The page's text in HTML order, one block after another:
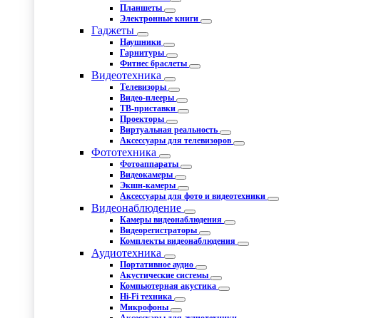
Планшеты
Электронные книги
Гаджеты
Наушники
Гарнитуры
Фитнес браслеты
Видеотехника
Телевизоры
Видео-плееры
ТВ-приставки
Проекторы
Виртуальная реальность
Аксессуары для телевизоров
Фототехника
Фотоаппараты
Видеокамеры
Экшн-камеры
Аксессуары для фото и видеотехники
Видеонаблюдение
Камеры видеонаблюдения
Видеорегистраторы
Комплекты видеонаблюдения
Аудиотехника
Портативное аудио
Акустические системы
Компьютерная акустика
Hi-Fi техника
Микрофоны